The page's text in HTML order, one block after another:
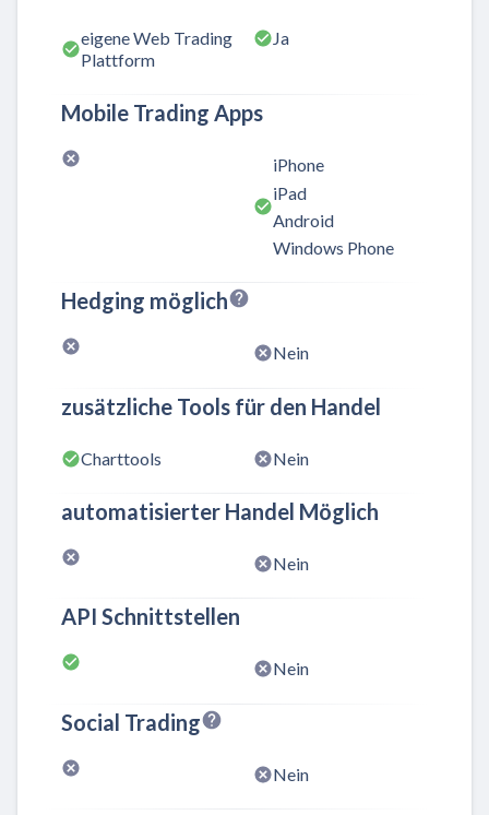
eigene Web Trading
Plattform
Ja
Mobile Trading Apps
iPhone
iPad
Android
Windows Phone
Hedging möglich
Nein
zusätzliche Tools für den Handel
Charttools Nein
automatisierter Handel Möglich
Nein
API Schnittstellen
Nein
Social Trading
Nein